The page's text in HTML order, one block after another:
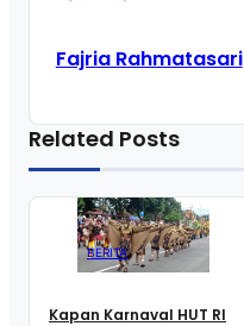
Fajria Rahmatasari
Related Posts
BERITA
Kapan Karnaval HUT RI